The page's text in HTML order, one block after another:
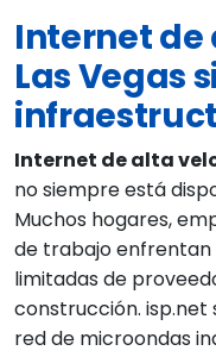
Internet
Las Vegas
Internet de alta
no siempre está
Muchos hogares,
de trabajo enfrentan
limitadas de
construcción. isp.net
red de microondas